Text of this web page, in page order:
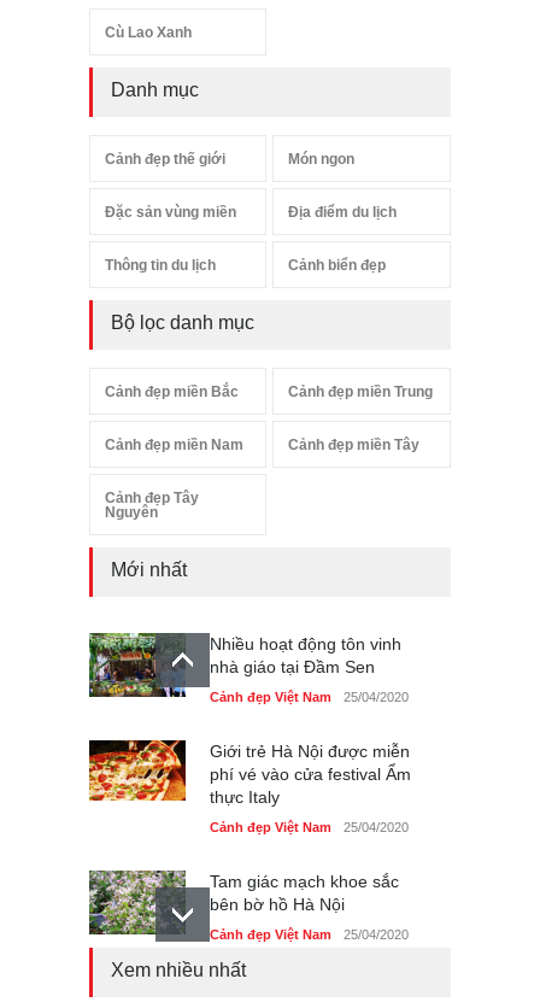
Cù Lao Xanh
Danh mục
Cảnh đẹp thế giới Món ngon
Đặc sản vùng miền Địa điểm du lịch
Thông tin du lịch Cảnh biển đẹp
Bộ lọc danh mục
Cảnh đẹp miền Bắc Cảnh đẹp miền Trung
Cảnh đẹp miền Nam Cảnh đẹp miền Tây
Cảnh đẹp Tây
Nguyên
Mới nhất
Nhiều hoạt động tôn vinh
nhà giáo tại Đầm Sen
Cảnh đẹp Việt Nam 25/04/2020
Giới trẻ Hà Nội được miễn
phí vé vào cửa festival Ẩm
thực Italy
Cảnh đẹp Việt Nam 25/04/2020
Tam giác mạch khoe sắc
bên bờ hồ Hà Nội
Cảnh đẹp Việt Nam 25/04/2020
Xem nhiều nhất